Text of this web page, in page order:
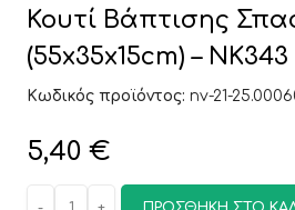
Κουτί Βάπτισης
(55x35x15cm) – ΝΚ343
Κωδικός προϊόντος: nv-21-
5,40 €